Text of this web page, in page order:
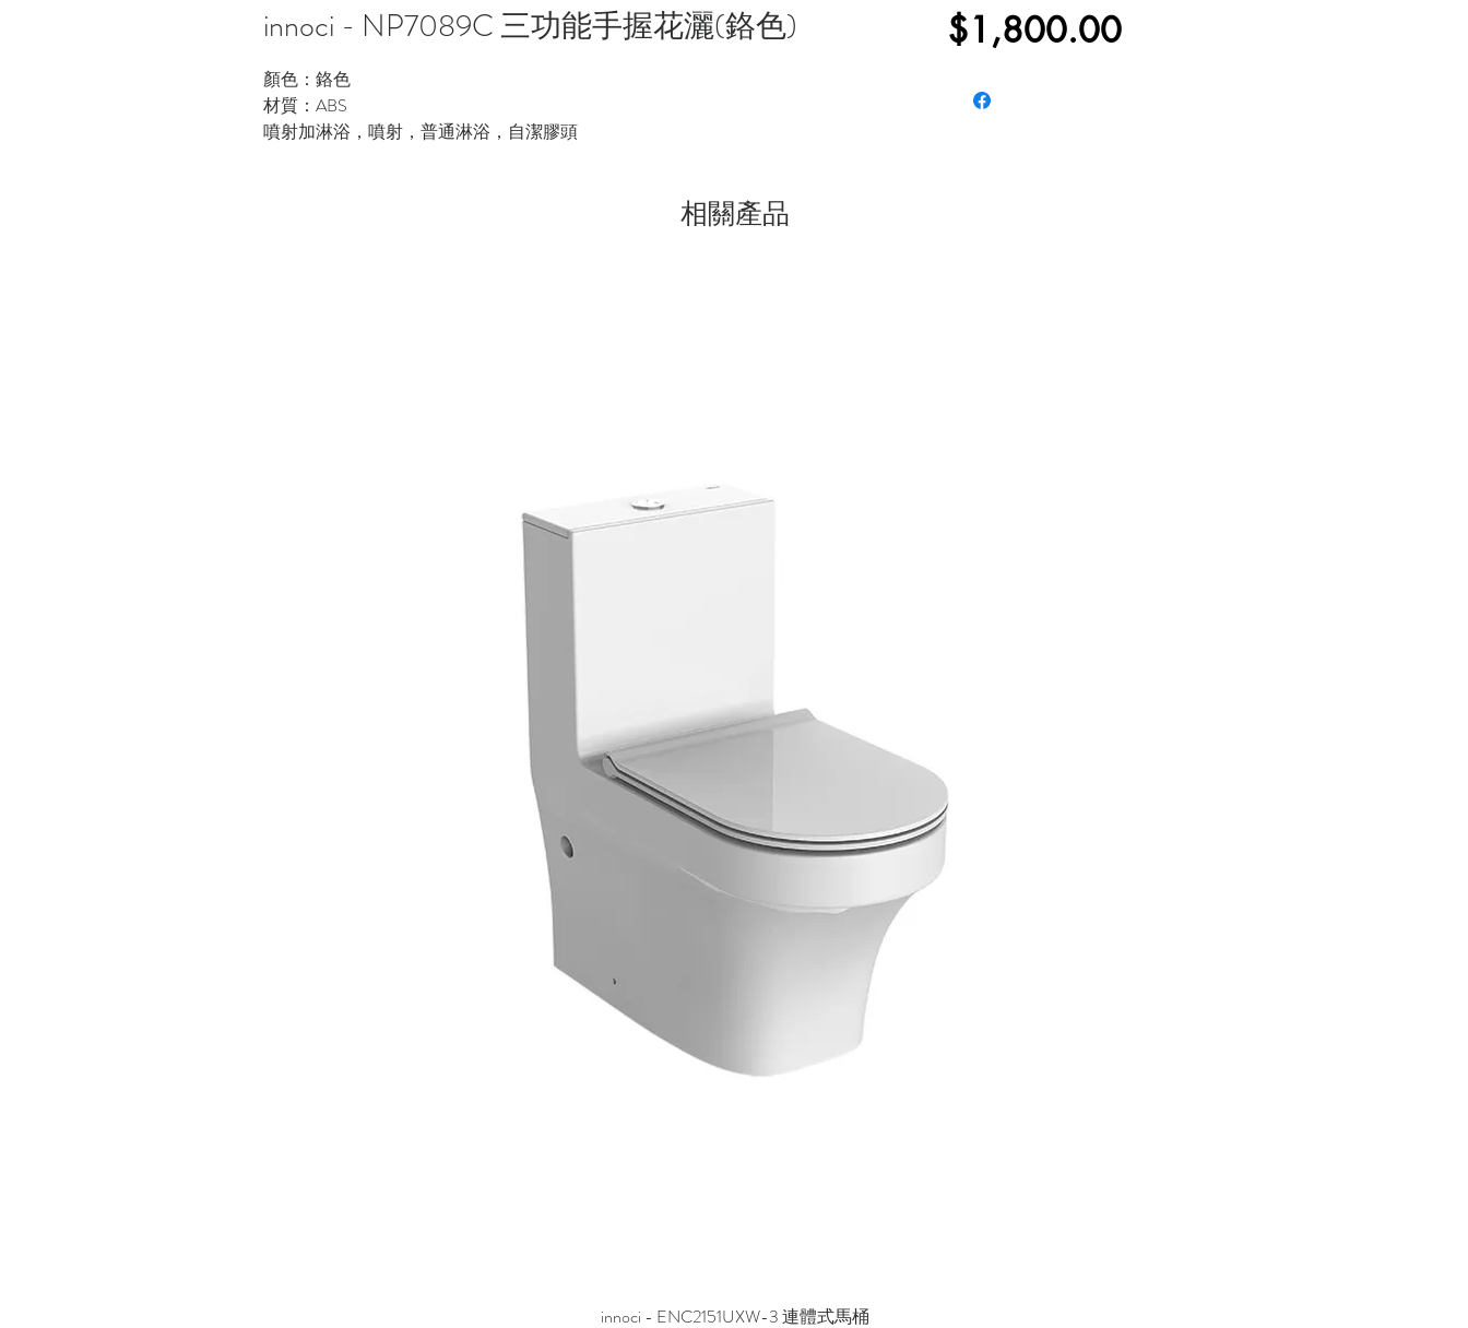
innoci - NP7089C 三功能手握花灑(鉻色)
顏色：鉻色
材質：ABS
噴射加淋浴，噴射，普通淋浴，自潔膠頭
$1,800.00價
相關產品
快速瀏覽
innoci - ENC2151UXW-3 連體式馬桶